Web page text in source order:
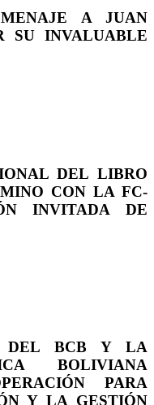
A JUAN
SU INVALUABLE
DEL LIBRO
CON LA FC-
INVITADA DE
DEL BCB Y LA
BOLIVIANA
PARA
Y LA GESTIÓN